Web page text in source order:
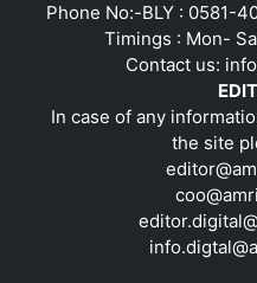
Phone No:-BLY : 0581-
Timings : Mon-
Contact us:
In case of any
the site